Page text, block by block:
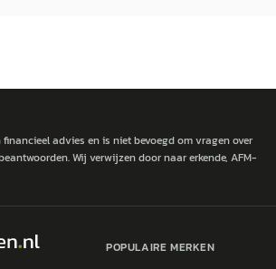
advies en is niet bevoegd om vragen over
Wij verwijzen door naar erkende, AFM-
POPULAIRE MERKEN